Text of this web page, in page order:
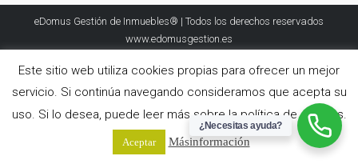
WhatsAppFacebook
X
LinkedIn
eDomus Gestión de Inmuebles® | Todos los derechos reservados
www.edomusgestion.es
Este sitio web utiliza cookies propias para ofrecer un mejor
servicio. Si continúa navegando consideramos que acepta su
uso. Si lo desea, puede leer más sobre la política de cookies.
Aceptar Más información
¿Necesitas ayuda?